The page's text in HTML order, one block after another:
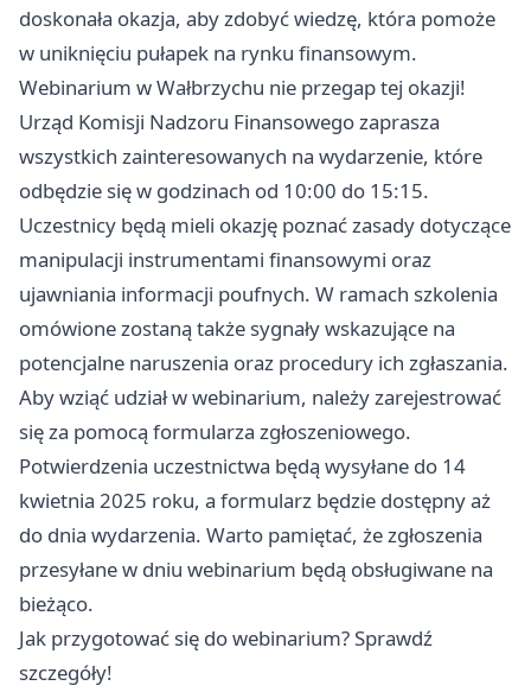
doskonała okazja, aby zdobyć wiedzę, która pomoże
w uniknięciu pułapek na rynku finansowym.
Webinarium w Wałbrzychu nie przegap tej okazji!
Urząd Komisji Nadzoru Finansowego zaprasza
wszystkich zainteresowanych na wydarzenie, które
odbędzie się w godzinach od 10:00 do 15:15.
Uczestnicy będą mieli okazję poznać zasady dotyczące
manipulacji instrumentami finansowymi oraz
ujawniania informacji poufnych. W ramach szkolenia
omówione zostaną także sygnały wskazujące na
potencjalne naruszenia oraz procedury ich zgłaszania.
Aby wziąć udział w webinarium, należy zarejestrować
się za pomocą formularza zgłoszeniowego.
Potwierdzenia uczestnictwa będą wysyłane do 14
kwietnia 2025 roku, a formularz będzie dostępny aż
do dnia wydarzenia. Warto pamiętać, że zgłoszenia
przesyłane w dniu webinarium będą obsługiwane na
bieżąco.
Jak przygotować się do webinarium? Sprawdź
szczegóły!